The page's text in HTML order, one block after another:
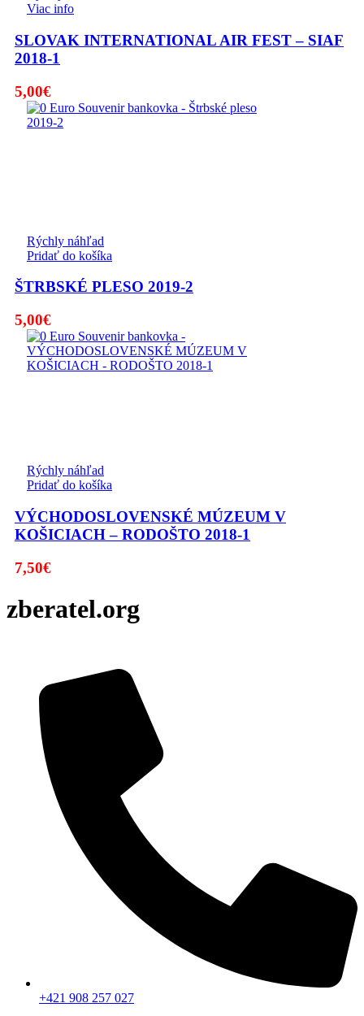
Viac info
SLOVAK INTERNATIONAL AIR FEST – SIAF
2018-1
5,00€
Rýchly náhľad
Pridať do košíka
ŠTRBSKÉ PLESO 2019-2
5,00€
Rýchly náhľad
Pridať do košíka
VÝCHODOSLOVENSKÉ MÚZEUM V
KOŠICIACH – RODOŠTO 2018-1
7,50€
zberatel.org
+421 908 257 027